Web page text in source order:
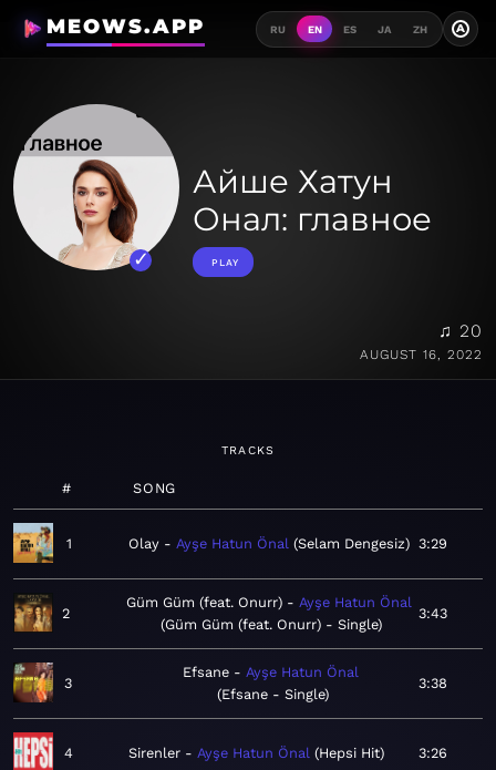
MEOWS.APP RU EN ES JA ZH A
Айше Хатун
Онал: главное
PLAY
♫ 20
AUGUST 16, 2022
TRACKS
# SONG
1 Olay Ayşe Hatun Önal Selam Dengesiz 3:29
2
Güm Güm (feat. Onurr)
Ayşe Hatun Önal
Güm Güm (feat. Onurr) - Single
3:43
3
Efsane
Ayşe Hatun Önal
Efsane - Single
3:38
4 Sirenler Ayşe Hatun Önal Hepsi Hit 3:26